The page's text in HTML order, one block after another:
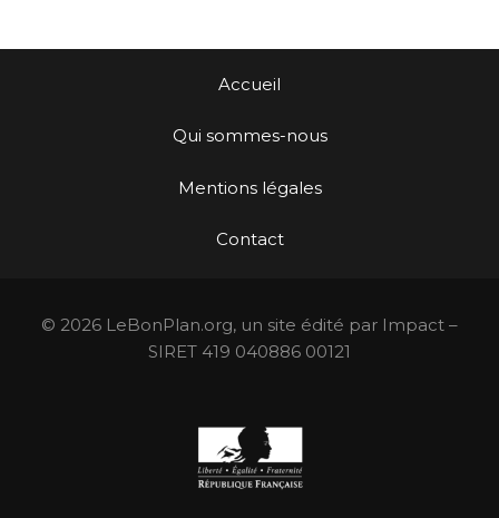
Accueil
Qui sommes-nous
Mentions légales
Contact
© 2026 LeBonPlan.org, un site édité par Impact –
SIRET 419 040886 00121